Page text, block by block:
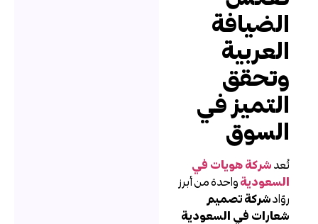
الضيافة
العربية
وتحقق
التميز في
السوق
شركة هويات في
السعوديةواحدة من أبرز
شركة تصميم
شعارات في السعودية